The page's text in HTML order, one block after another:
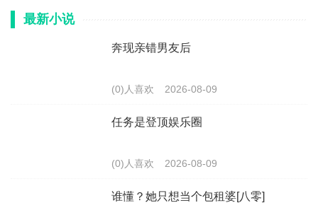
最新小说
奔现亲错男友后
(0)人喜欢 2026-08-09
任务是登顶娱乐圈
(0)人喜欢 2026-08-09
谁懂？她只想当个包租婆[八零]